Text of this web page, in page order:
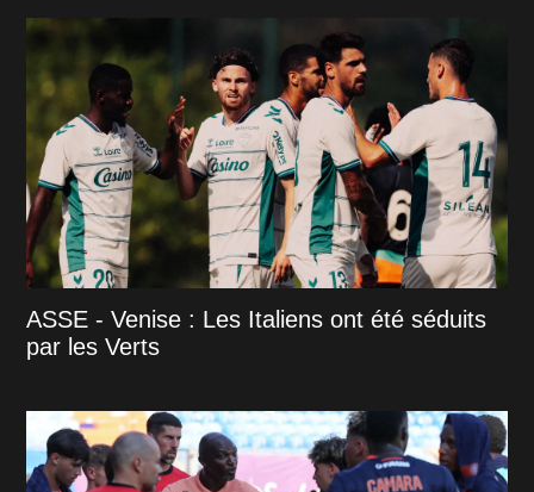
ASSE - Venise : Les Italiens ont été séduits
par les Verts